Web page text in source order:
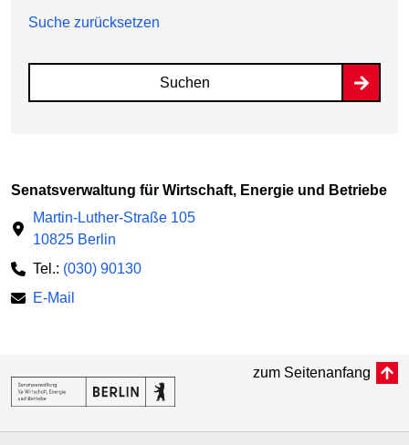
Suche zurücksetzen
Suchen
Senatsverwaltung für Wirtschaft, Energie und Betriebe
Martin-Luther-Straße 105
10825 Berlin
Tel.: (030) 90130
E-Mail
zum Seitenanfang